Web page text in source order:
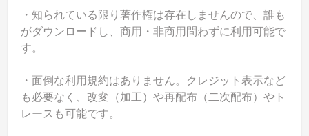
・知られている限り著作権は存在しませんので、誰も
がダウンロードし、商用・非商用問わずに利用可能で
す。
・面倒な利用規約はありません。クレジット表示など
も必要なく、改変（加工）や再配布（二次配布）やト
レースも可能です。